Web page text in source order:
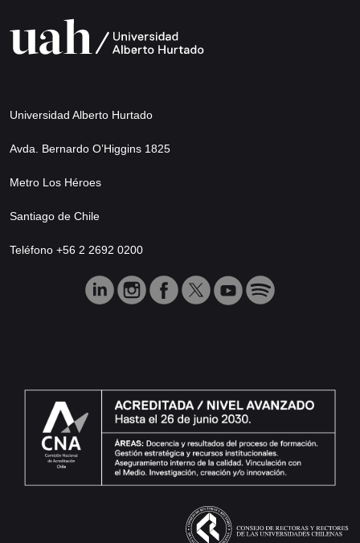
Universidad Alberto Hurtado
Avda. Bernardo O’Higgins 1825
Metro Los Héroes
Santiago de Chile
Teléfono +56 2 2692 0200